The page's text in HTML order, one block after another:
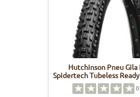
Hutchinson Pneu Gila
Spidertech Tubeless
0